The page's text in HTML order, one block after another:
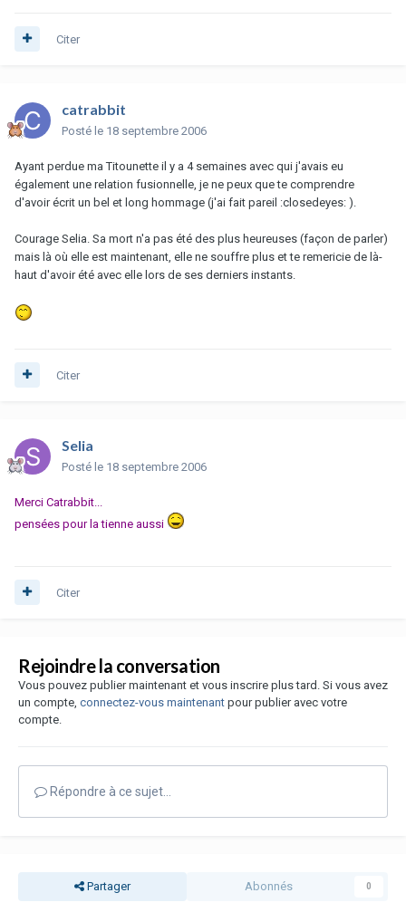
Citer
catrabbit
Posté le 18 septembre 2006
Ayant perdue ma Titounette il y a 4 semaines avec qui j'avais eu
également une relation fusionnelle, je ne peux que te comprendre
d'avoir écrit un bel et long hommage (j'ai fait pareil :closedeyes: ).
Courage Selia. Sa mort n'a pas été des plus heureuses (façon de parler)
mais là où elle est maintenant, elle ne souffre plus et te remericie de là-
haut d'avoir été avec elle lors de ses derniers instants.
Citer
Selia
Posté le 18 septembre 2006
Merci Catrabbit...
pensées pour la tienne aussi
Citer
Rejoindre la conversation
Vous pouvez publier maintenant et vous inscrire plus tard. Si vous avez
un compte, connectez-vous maintenant pour publier avec votre
compte.
Répondre à ce sujet…
Partager Abonnés 0